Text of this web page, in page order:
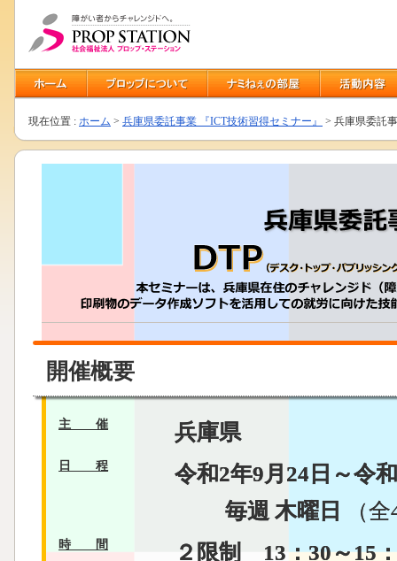
現在位置 : ホーム > 兵庫県委託事業 『ICT技術習得セミナー』 > 兵庫県委託
開催概要
主 催 兵庫県
日 程
令和2年9月24日～令
毎週 木曜日
（
時 間
２限制 13：30～15